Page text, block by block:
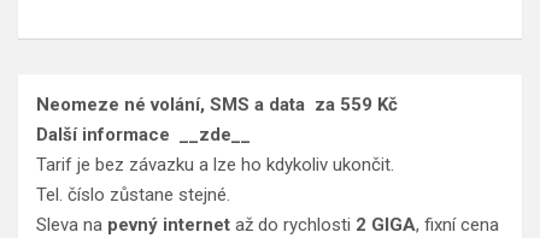
Neomeze né volání, SMS a data za 559 Kč
Další informace
__zde__
Tarif je bez závazku a lze ho kdykoliv ukončit.
Tel. číslo zůstane stejné.
Sleva na pevný internet až do rychlosti 2 GIGA, fixní cena